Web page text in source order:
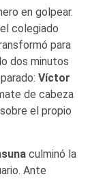
en golpear.
colegiado
para
dos minutos
Víctor
de cabeza
sobre el propio
culminó la
Ante